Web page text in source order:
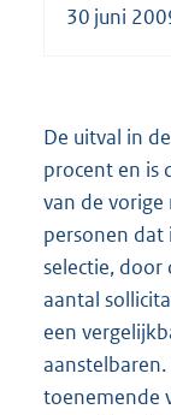
30 juni
De uitval in
procent en is
van de
personen dat
selectie, door
aantal
een
toenemende